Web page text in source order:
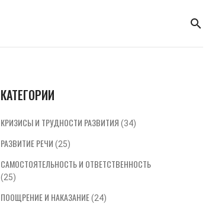
КАТЕГОРИИ
КРИЗИСЫ И ТРУДНОСТИ РАЗВИТИЯ (34)
РАЗВИТИЕ РЕЧИ (25)
САМОСТОЯТЕЛЬНОСТЬ И ОТВЕТСТВЕННОСТЬ
(25)
ПООЩРЕНИЕ И НАКАЗАНИЕ(24)